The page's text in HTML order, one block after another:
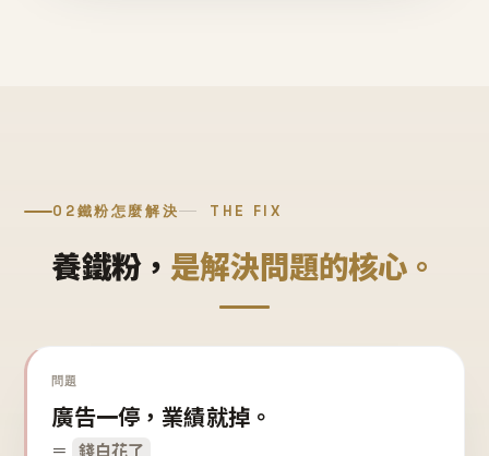
02鐵粉怎麼解決 THE FIX
養鐵粉， 是解決問題的核心。
問題
廣告一停，業績就掉。
＝ 錢白花了